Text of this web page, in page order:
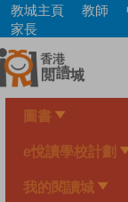
Skip
main
content
教城主頁 教師
家長
圖書
e悅讀學校計劃
我的閱讀城